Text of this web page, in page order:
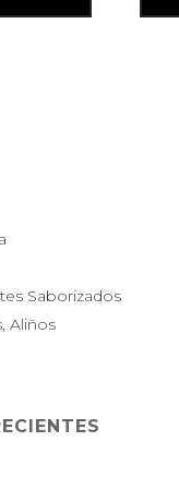
Saborizados
Aliños